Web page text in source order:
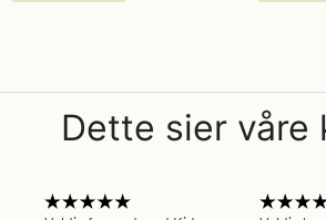
Dette sier våre